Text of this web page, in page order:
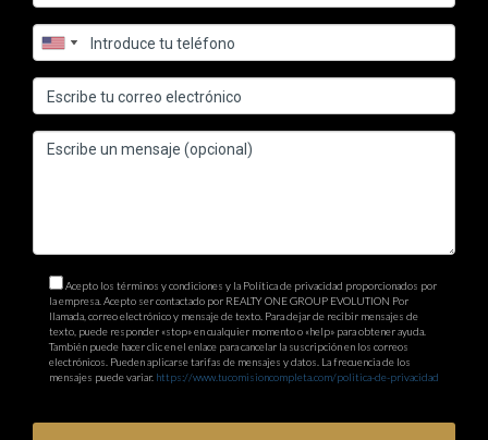
Acepto los términos y condiciones y la Política de privacidad proporcionados por
la empresa. Acepto ser contactado por REALTY ONE GROUP EVOLUTION Por
llamada, correo electrónico y mensaje de texto. Para dejar de recibir mensajes de
texto, puede responder «stop» en cualquier momento o «help» para obtener ayuda.
También puede hacer clic en el enlace para cancelar la suscripción en los correos
electrónicos. Pueden aplicarse tarifas de mensajes y datos. La frecuencia de los
mensajes puede variar. https://www.tucomisioncompleta.com/politica-de-privacidad